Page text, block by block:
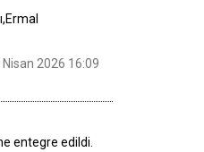
Nisan 2026 16:09
entegre edildi.